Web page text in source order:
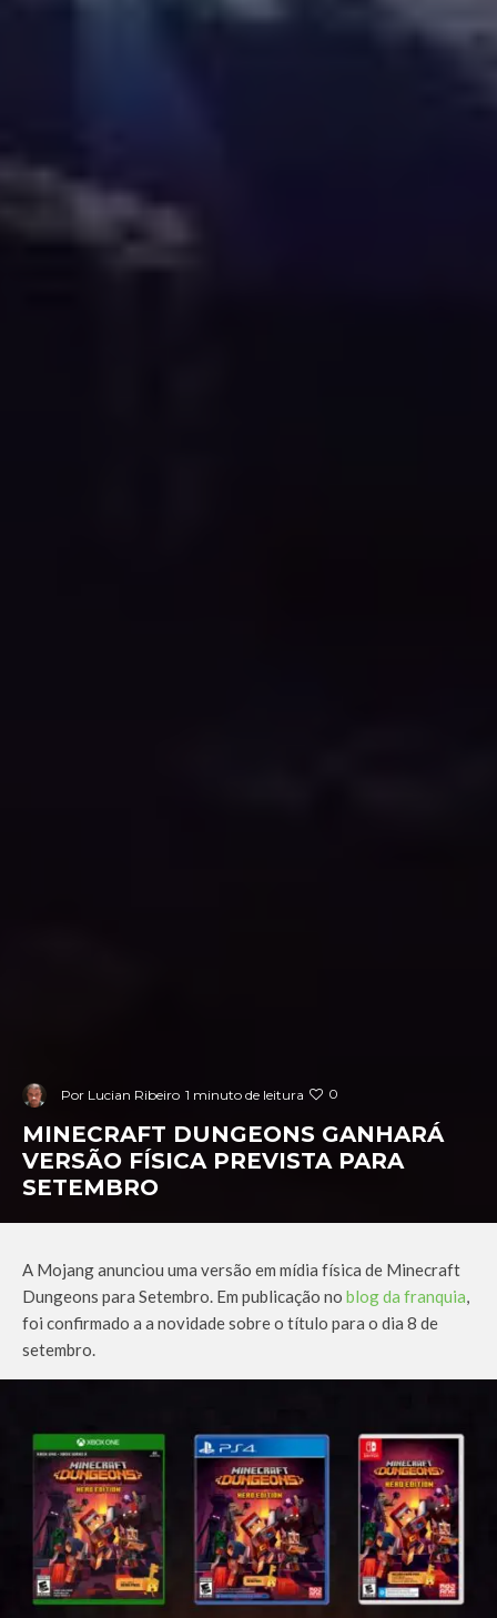
Por Lucian Ribeiro 1 minuto de leitura 0
MINECRAFT DUNGEONS GANHARÁ
VERSÃO FÍSICA PREVISTA PARA
SETEMBRO
A Mojang anunciou uma versão em mídia física de Minecraft
Dungeons para Setembro. Em publicação no blog da franquia,
foi confirmado a a novidade sobre o título para o dia 8 de
setembro.